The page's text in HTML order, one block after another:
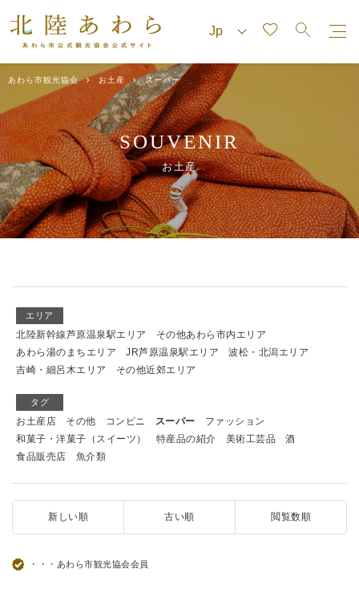
あわら市観光協会 お土産 スーパー
SOUVENIR
お土産
エリア
北陸新幹線芦原温泉駅エリア
その他あわら市内エリア
あわら湯のまちエリア
JR芦原温泉駅エリア
波松・北潟エリア
吉崎・細呂木エリア
その他近郊エリア
タグ
お土産店 その他 コンビニ スーパー
ファッション
和菓子・洋菓子（スイーツ）
特産品の紹介 美術工芸品
酒
食品販売店
魚介類
新しい順 古い順 閲覧数順
・・・あわら市観光協会会員